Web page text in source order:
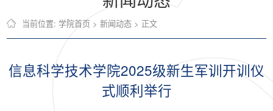
当前位置:学院首页 >新闻动态 > 正文
信息科学技术学院2025级新生军训开训仪
式顺利举行